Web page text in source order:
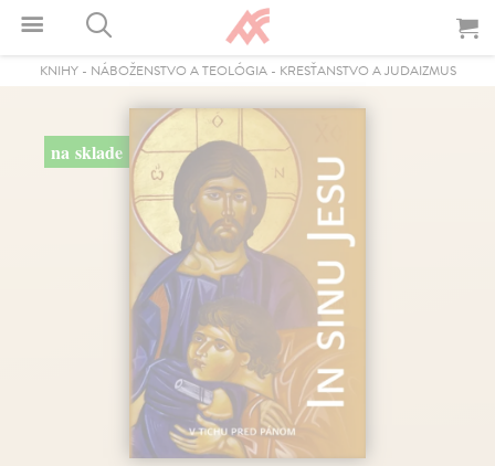
KNIHY- NÁBOŽENSTVO A TEOLÓGIA- KRESŤANSTVO A JUDAIZMUS
na sklade